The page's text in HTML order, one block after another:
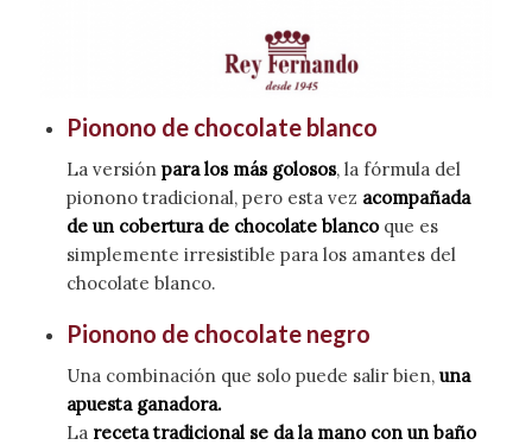
Pionono de chocolate blanco
La versión para los más golosos, la fórmula del
pionono tradicional, pero esta vez acompañada
de un cobertura de chocolate blancoque es
simplemente irresistible para los amantes del
chocolate blanco.
Pionono de chocolate negro
Una combinación que solo puede salir bien, una
apuesta ganadora.
La receta tradicional se da la mano con un baño